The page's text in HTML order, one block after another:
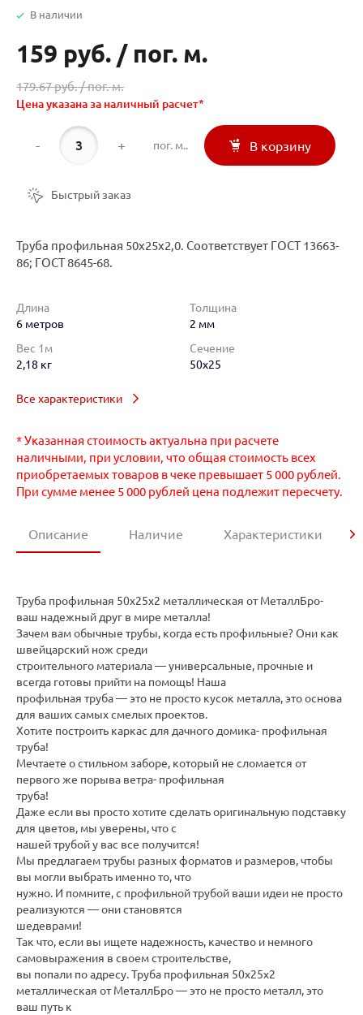
В наличии
159 руб. / пог. м.
179.67 руб. /пог. м.
Цена указана за наличный расчет*
- + пог. м.. В корзину
Быстрый заказ
Труба профильная 50х25х2,0. Соответствует ГОСТ 13663-
86; ГОСТ 8645-68.
Длина
6 метров
Толщина
2 мм
Вес 1м
2,18 кг
Сечение
50x25
Все характеристики
* Указанная стоимость актуальна при расчете
наличными, при условии, что общая стоимость всех
приобретаемых товаров в чеке превышает 5 000 рублей.
При сумме менее 5 000 рублей цена подлежит пересчету.
Описание Наличие Характеристики
Труба профильная 50х25х2 металлическая от МеталлБро-
ваш надежный друг в мире металла!
Зачем вам обычные трубы, когда есть профильные? Они как
швейцарский нож среди
строительного материала — универсальные, прочные и
всегда готовы прийти на помощь! Наша
профильная труба — это не просто кусок металла, это основа
для ваших самых смелых проектов.
Хотите построить каркас для дачного домика- профильная
труба!
Мечтаете о стильном заборе, который не сломается от
первого же порыва ветра- профильная
труба!
Даже если вы просто хотите сделать оригинальную подставку
для цветов, мы уверены, что с
нашей трубой у вас все получится!
Мы предлагаем трубы разных форматов и размеров, чтобы
вы могли выбрать именно то, что
нужно. И помните, с профильной трубой ваши идеи не просто
реализуются — они становятся
шедеврами!
Так что, если вы ищете надежность, качество и немного
самовыражения в своем строительстве,
вы попали по адресу. Труба профильная 50х25х2
металлическая от МеталлБро — это не просто металл, это
ваш путь к